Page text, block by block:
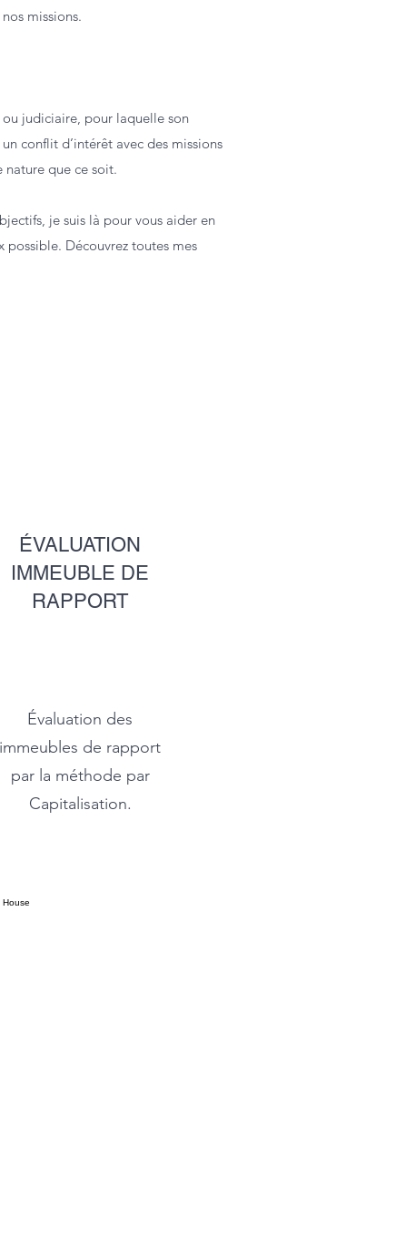
missions.
judiciaire, pour laquelle son
conflit d’intérêt avec des missions
que ce soit.
je suis là pour vous aider en
possible. Découvrez toutes mes
ÉVALUATION
IMMEUBLE DE
RAPPORT
Évaluation des
immeubles de rapport
par la méthode par
Capitalisation.